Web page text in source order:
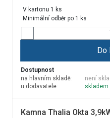
V kartonu 1 ks
Minimální odběr po 1 ks
Do
Dostupnost
na hlavním skladě:
není
u dodavatele:
skladem
Kamna Thalia Okta